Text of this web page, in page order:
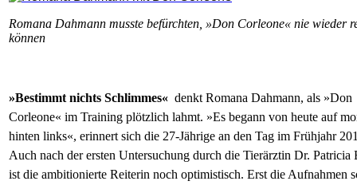
Romana Dahmann musste befürchten, »Don Corleone« nie wieder
können
»Bestimmt nichts Schlimmes« denkt Romana Dahmann, als »Don
Corleone« im Training plötzlich lahmt. »Es begann von heute auf
hinten links«, erinnert sich die 27-Jährige an den Tag im Frühjahr
Auch nach der ersten Untersuchung durch die Tierärztin Dr. Patricia
ist die ambitionierte Reiterin noch optimistisch. Erst die Aufnahmen